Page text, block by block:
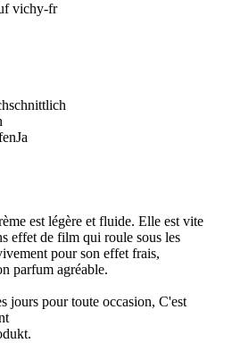
vichy-fr
Ja
est légère et fluide. Elle est vite
effet de film qui roule sous les
pour son effet frais,
parfum agréable.
jours pour toute occasion, C'est